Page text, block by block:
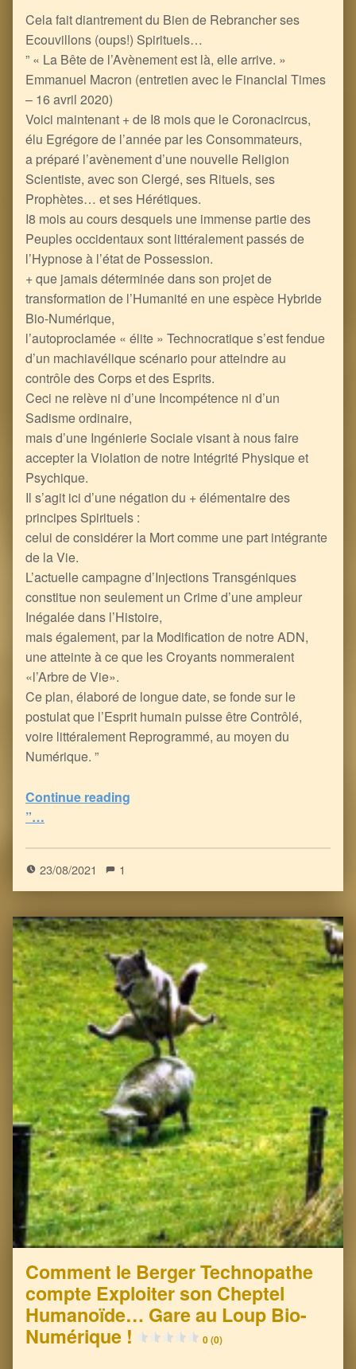
Cela fait diantrement du Bien de Rebrancher ses
Ecouvillons (oups!) Spirituels…
” « La Bête de l’Avènement est là, elle arrive. »
Emmanuel Macron (entretien avec le Financial Times
– 16 avril 2020)
Voici maintenant + de I8 mois que le Coronacircus,
élu Egrégore de l’année par les Consommateurs,
a préparé l’avènement d’une nouvelle Religion
Scientiste, avec son Clergé, ses Rituels, ses
Prophètes… et ses Hérétiques.
I8 mois au cours desquels une immense partie des
Peuples occidentaux sont littéralement passés de
l’Hypnose à l’état de Possession.
+ que jamais déterminée dans son projet de
transformation de l’Humanité en une espèce Hybride
Bio-Numérique,
l’autoproclamée « élite » Technocratique s’est fendue
d’un machiavélique scénario pour atteindre au
contrôle des Corps et des Esprits.
Ceci ne relève ni d’une Incompétence ni d’un
Sadisme ordinaire,
mais d’une Ingénierie Sociale visant à nous faire
accepter la Violation de notre Intégrité Physique et
Psychique.
Il s’agit ici d’une négation du + élémentaire des
principes Spirituels :
celui de considérer la Mort comme une part intégrante
de la Vie.
L’actuelle campagne d’Injections Transgéniques
constitue non seulement un Crime d’une ampleur
Inégalée dans l’Histoire,
mais également, par la Modification de notre ADN,
une atteinte à ce que les Croyants nommeraient
«l’Arbre de Vie».
Ce plan, élaboré de longue date, se fonde sur le
postulat que l’Esprit humain puisse être Contrôlé,
voire littéralement Reprogrammé, au moyen du
Numérique. ”
Continue reading
”…
23/08/2021 1
Comment le Berger Technopathe
compte Exploiter son Cheptel
Humanoïde… Gare au Loup Bio-
Numérique !
0 (0)